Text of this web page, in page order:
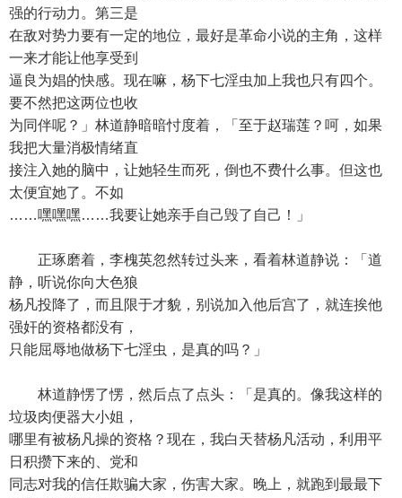
强的行动力。第三是
在敌对势力要有一定的地位，最好是革命小说的主角，这样
一来才能让他享受到
逼良为娼的快感。现在嘛，杨下七淫虫加上我也只有四个。
要不然把这两位也收
为同伴呢？」林道静暗暗忖度着，「至于赵瑞莲？呵，如果
我把大量消极情绪直
接注入她的脑中，让她轻生而死，倒也不费什么事。但这也
太便宜她了。不如
……嘿嘿嘿……我要让她亲手自己毁了自己！」
正琢磨着，李槐英忽然转过头来，看着林道静说：「道
静，听说你向大色狼
杨凡投降了，而且限于才貌，别说加入他后宫了，就连挨他
强奸的资格都没有，
只能屈辱地做杨下七淫虫，是真的吗？」
林道静愣了愣，然后点了点头：「是真的。像我这样的
垃圾肉便器大小姐，
哪里有被杨凡操的资格？现在，我白天替杨凡活动，利用平
日积攒下来的、党和
同志对我的信任欺骗大家，伤害大家。晚上，就跑到最最下